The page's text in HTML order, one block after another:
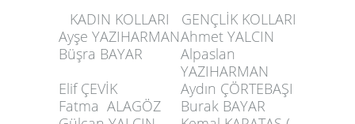
KADIN KOLLARI
GENÇLİK KOLLARI
Ayşe YAZIHARMANAhmet YALCIN
Büşra BAYAR
Alpaslan
YAZIHARMAN
Elif ÇEVİK
Aydın ÇÖRTEBAŞI
Fatma ALAGÖZ
Burak BAYAR